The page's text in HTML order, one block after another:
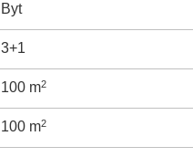
Byt
3+1
100 m2
100 m2